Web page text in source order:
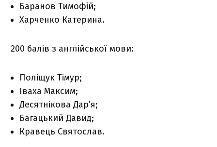
Баранов Тимофій;
Харченко Катерина.
200 балів з англійської мови:
Поліщук Тімур;
Іваха Максим;
Десятнікова Дар’я;
Багацький Давид;
Кравець Святослав.